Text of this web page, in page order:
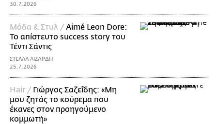
30.7.2026
Μόδα & Στυλ /Aimé Leon Dore:
To απίστευτο success story του
Τέντι Σάντις
ΣΤΕΛΛΑ ΛΙΖΑΡΔΗ
25.7.2026
Hair / Γιώργος Σαζεΐδης: «Μη
μου ζητάς το κούρεμα που
έκανες στον προηγούμενο
κομμωτή»